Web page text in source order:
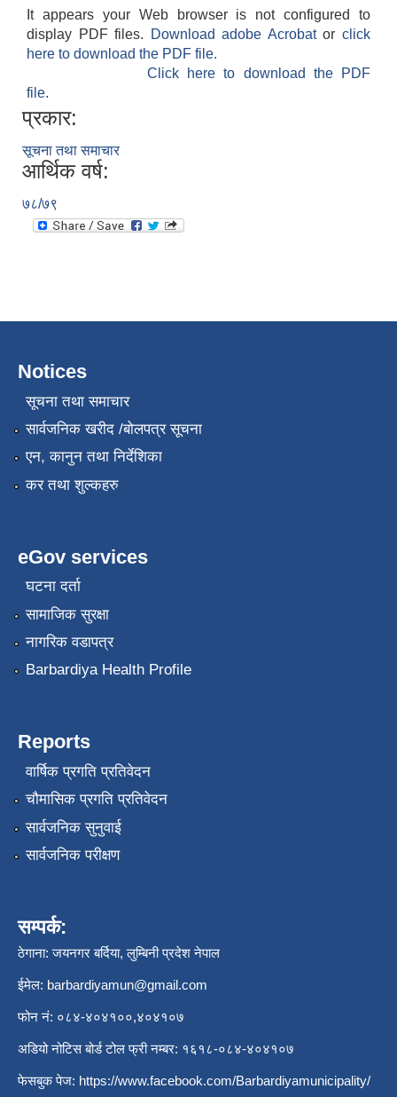
It appears your Web browser is not configured to
display PDF files.
Download adobe Acrobatorclick
here to download the PDF file.
Click here to download the PDF
file.
प्रकार:
सूचना तथा समाचार
आर्थिक वर्ष:
७८/७९
Notices
सूचना तथा समाचार
सार्वजनिक खरीद /बोलपत्र सूचना
एन, कानुन तथा निर्देशिका
कर तथा शुल्कहरु
eGov services
घटना दर्ता
सामाजिक सुरक्षा
नागरिक वडापत्र
Barbardiya Health Profile
Reports
वार्षिक प्रगति प्रतिवेदन
चौमासिक प्रगति प्रतिवेदन
सार्वजनिक सुनुवाई
सार्वजनिक परीक्षण
सम्पर्क:
ठेगाना: जयनगर बर्दिया, लुम्बिनी प्रदेश नेपाल
ईमेल: barbardiyamun@gmail.com
फोन नं: ०८४-४०४१००,४०४१०७
अडियो नोटिस बोर्ड टोल फ्री नम्बर: १६१८-०८४-४०४१०७
फेसबुक पेज: https://www.facebook.com/Barbardiyamunicipality/